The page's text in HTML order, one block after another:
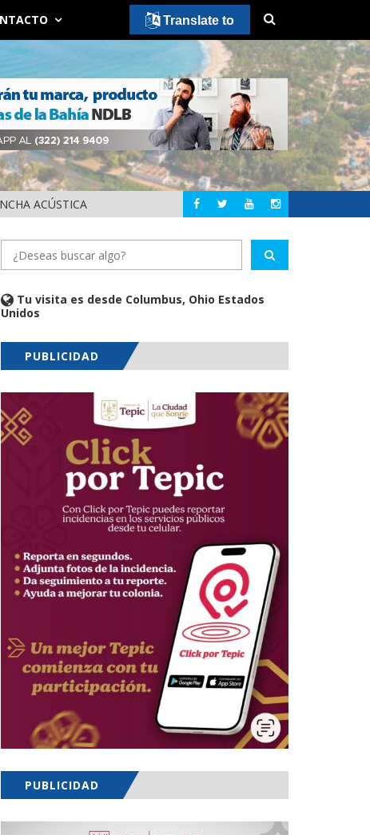
ACÚSTICA PUERTO VALLARTA
Tu visita es desde Columbus, Ohio Estados
Unidos
PUBLICIDAD
PUBLICIDAD
Translate to